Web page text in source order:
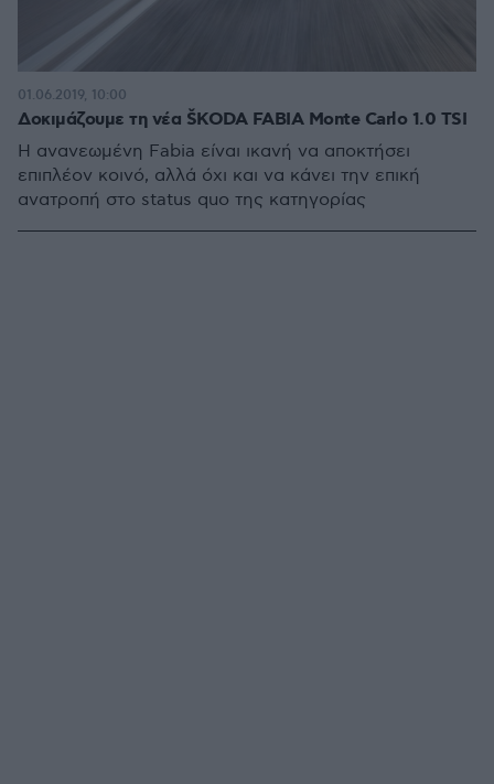
Δοκιμάζουμε τη νέα ŠKODA FABIA Monte Carlo 1.0 TSI
Η ανανεωμένη Fabia είναι ικανή να αποκτήσει
επιπλέον κοινό, αλλά όχι και να κάνει την επική
ανατροπή στο status quo της κατηγορίας
01.06.2019, 10:00